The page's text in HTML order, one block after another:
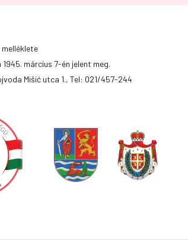
melléklete
március 7-én jelent meg.
Mišić utca 1., Tel: 021/457-244